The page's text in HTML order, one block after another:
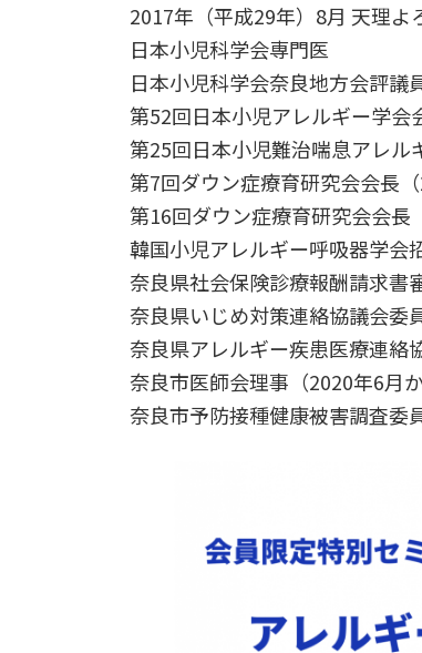
2017年（平成29年）8月 天理
日本小児科学会専門医
日本小児科学会奈良地方会評
第52回日本小児アレルギー学
第25回日本小児難治喘息アレ
第7回ダウン症療育研究会会長（
第16回ダウン症療育研究会会長
韓国小児アレルギー呼吸器学会
奈良県社会保険診療報酬請求書
奈良県いじめ対策連絡協議会委
奈良県アレルギー疾患医療連絡
奈良市医師会理事（2020年6月か
奈良市予防接種健康被害調査委